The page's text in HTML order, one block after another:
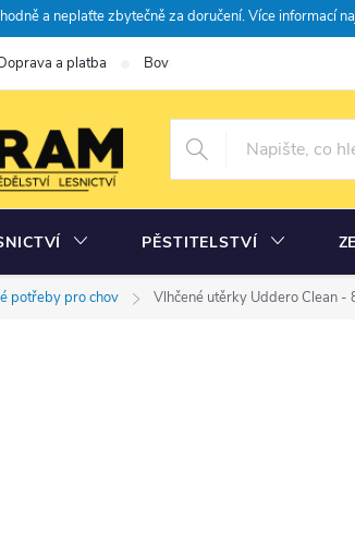
a neplaťte zbytečně za doručení. Více informací
a platba Bovramova poradna
PĚSTITELSTVÍ
potřeby pro chov Vlhčené utěrky Uddero Clean -